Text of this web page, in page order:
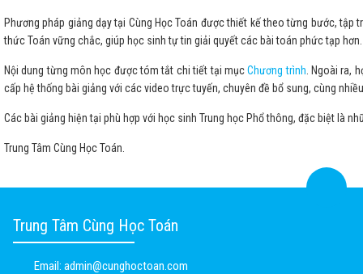
Phương pháp giảng dạy tại Cùng Học Toán được thiết kế theo từng bước,
thức Toán vững chắc, giúp học sinh tự tin giải quyết các bài toán phức tạp hơn.
Nội dung từng môn học được tóm tắt chi tiết tại mụcChương trình . Ngoài ra,
cấp hệ thống bài giảng với các video trực tuyến, chuyên đề bổ sung, cùng
Các bài giảng hiện tại phù hợp với học sinh Trung học Phổ thông, đặc biệt là
Trung Tâm Cùng Học Toán.
Trung Tâm Cùng Học Toán
Email: admin@cunghoctoan.com